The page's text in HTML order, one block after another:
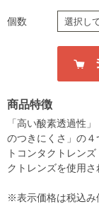
個数
商品特徴
「高い酸素透過性
のつきにくさ」の
トコンタクトレン
クトレンズを使用さ
※表示価格は税込み